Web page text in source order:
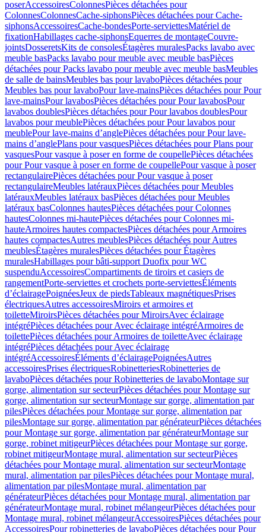
poserAccessoiresColonnesPièces détachées pour
ColonnesColonnesCache-siphonsPièces détachées pour Cache-
siphonsAccessoiresCache-bondesPorte-serviettesMatériel de
fixationHabillages cache-siphonsEquerres de montageCouvre-
jointsDosseretsKits de consolesÉtagères muralesPacks lavabo avec
meuble basPacks lavabo pour meuble avec meuble basPièces
détachées pour Packs lavabo pour meuble avec meuble basMeubles
de salle de bainsMeubles bas pour lavaboPièces détachées pour
Meubles bas pour lavaboPour lave-mainsPièces détachées pour Pour
lave-mainsPour lavabosPièces détachées pour Pour lavabosPour
lavabos doublesPièces détachées pour Pour lavabos doublesPour
lavabos pour meublePièces détachées pour Pour lavabos pour
meublePour lave-mains d’anglePièces détachées pour Pour lave-
mains d’anglePlans pour vasquesPièces détachées pour Plans pour
vasquesPour vasque à poser en forme de coupellePièces détachées
pour Pour vasque à poser en forme de coupellePour vasque à poser
rectangulairePièces détachées pour Pour vasque à poser
rectangulaireMeubles latérauxPièces détachées pour Meubles
latérauxMeubles latéraux basPièces détachées pour Meubles
latéraux basColonnes hautesPièces détachées pour Colonnes
hautesColonnes mi-hautePièces détachées pour Colonnes mi-
hauteArmoires hautes compactesPièces détachées pour Armoires
hautes compactesAutres meublesPièces détachées pour Autres
meublesÉtagères muralesPièces détachées pour Étagères
muralesHabillages pour bâti-support Duofix pour WC
suspenduAccessoiresCompartiments de tiroirs et casiers de
rangementPorte-serviettes et crochets porte-serviettesÉléments
d’éclairagePoignéesJeux de piedsTableaux magnétiquesPrises
électriquesAutres accessoiresMiroirs et armoires et
toiletteMiroirsPièces détachées pour MiroirsAvec éclairage
intégréPièces détachées pour Avec éclairage intégréArmoires de
toilettePièces détachées pour Armoires de toiletteAvec éclairage
intégréPièces détachées pour Avec éclairage
intégréAccessoiresÉléments d’éclairagePoignéesAutres
accessoiresPrises électriquesRobinetteriesRobinetteries de
lavaboPièces détachées pour Robinetteries de lavaboMontage sur
gorge, alimentation sur secteurPièces détachées pour Montage sur
gorge, alimentation sur secteurMontage sur gorge, alimentation par
pilesPièces détachées pour Montage sur gorge, alimentation par
pilesMontage sur gorge, alimentation par générateurPièces détachées
pour Montage sur gorge, alimentation par générateurMontage sur
gorge, robinet mitigeurPièces détachées pour Montage sur gorge,
robinet mitigeurMontage mural, alimentation sur secteurPièces
détachées pour Montage mural, alimentation sur secteurMontage
mural, alimentation par pilesPièces détachées pour Montage mural,
alimentation par pilesMontage mural, alimentation par
générateurPièces détachées pour Montage mural, alimentation par
générateurMontage mural, robinet mélangeurPièces détachées pour
Montage mural, robinet mélangeurAccessoiresPièces détachées pour
AccessoiresPour robinetteries de lavaboPièces détachées pour Pour